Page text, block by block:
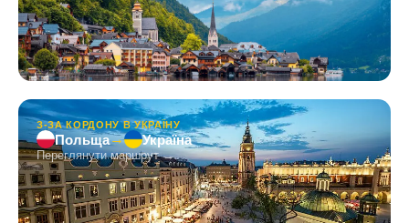
З-ЗА КОРДОНУ В УКРАЇНУ
Польща→ Україна
Переглянути маршрут →